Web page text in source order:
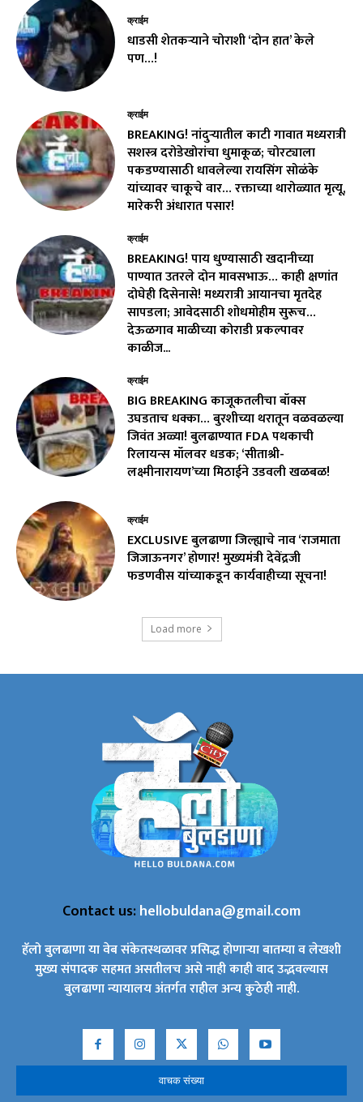
क्राईम
धाडसी शेतकऱ्याने चोराशी ‘दोन हात’ केले
पण…!
क्राईम
BREAKING! नांदुऱ्यातील काटी गावात मध्यरात्री
सशस्त्र दरोडेखोरांचा धुमाकूळ; चोरट्याला
पकडण्यासाठी धावलेल्या रायसिंग सोळंके
यांच्यावर चाकूचे वार… रक्ताच्या थारोळ्यात मृत्यू,
मारेकरी अंधारात पसार!
क्राईम
BREAKING! पाय धुण्यासाठी खदानीच्या
पाण्यात उतरले दोन मावसभाऊ… काही क्षणांत
दोघेही दिसेनासे! मध्यरात्री आयानचा मृतदेह
सापडला; आवेदसाठी शोधमोहीम सुरूच…
देऊळगाव माळीच्या कोराडी प्रकल्पावर
काळीज...
क्राईम
BIG BREAKING काजूकतलीचा बॉक्स
उघडताच धक्का… बुरशीच्या थरातून वळवळल्या
जिवंत अळ्या! बुलढाण्यात FDA पथकाची
रिलायन्स मॉलवर धडक; ‘सीताश्री-
लक्ष्मीनारायण’च्या मिठाईने उडवली खळबळ!
क्राईम
EXCLUSIVE बुलढाणा जिल्ह्याचे नाव ‘राजमाता
जिजाऊनगर’ होणार! मुख्यमंत्री देवेंद्रजी
फडणवीस यांच्याकडून कार्यवाहीच्या सूचना!
Load more
Contact us:hellobuldana@gmail.com
हॅलो बुलढाणा या वेब संकेतस्थळावर प्रसिद्ध होणाऱ्या बातम्या व लेखशी
मुख्य संपादक सहमत असतीलच असे नाही काही वाद उद्भवल्यास
बुलढाणा न्यायालय अंतर्गत राहील अन्य कुठेही नाही.
वाचक संख्या